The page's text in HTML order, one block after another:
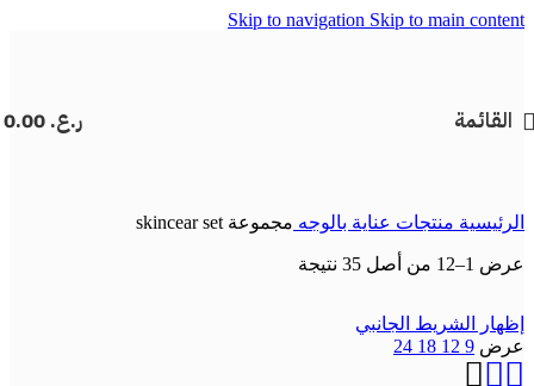
Skip to navigation Skip to main content
القائمة ر.ع.
الرئيسية منتجات عناية بالوجه مجموعة skincear set
عرض 1–12 من أصل 35 نتيجة
إظهار الشريط الجانبي
عرض 9
12
18
24